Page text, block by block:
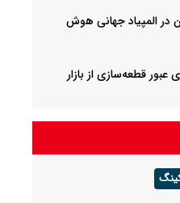
در المپیاد جهانی هوش
قطعه‌سازی از بازار
پیش ‌بینی قیمت دلار، طلا و سکه شنبه ۱۷ مرداد